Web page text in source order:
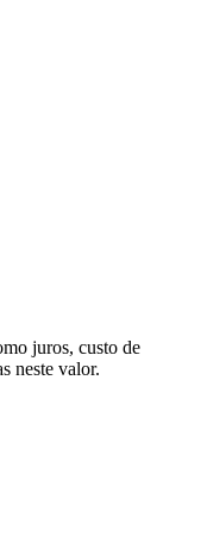
juros, custo de
neste valor.